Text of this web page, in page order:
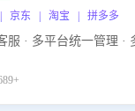
京东 | 淘宝 | 拼多多
服 · 多平台统一管理 ·